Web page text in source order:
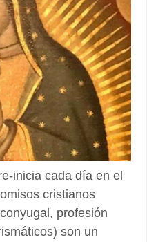
inicia cada día en el
cristianos
profesión
son un